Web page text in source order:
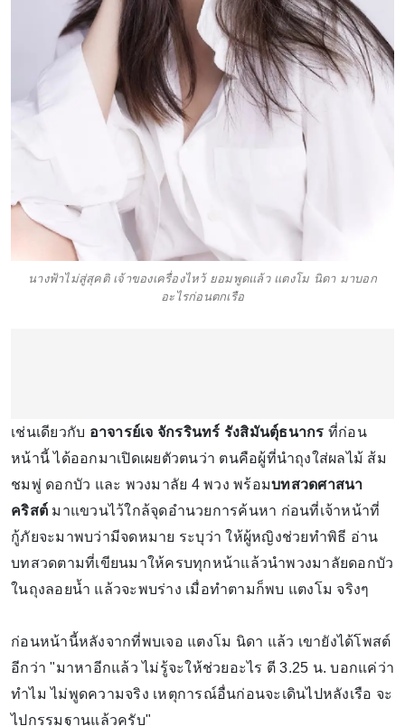
นางฟ้าไม่สู่สุคติ เจ้าของเครื่องไหว้ ยอมพูดแล้ว แตงโม นิดา มาบอก
อะไรก่อนตกเรือ
เช่นเดียวกับ อาจารย์เจ จักรรินทร์ รังสิมันตุ์ธนากร ที่ก่อน
หน้านี้ ได้ออกมาเปิดเผยตัวตนว่า ตนคือผู้ที่นำถุงใส่ผลไม้ ส้ม
ชมพู่ ดอกบัว และ พวงมาลัย 4 พวง พร้อมบทสวดศาสนา
คริสต์ มาแขวนไว้ใกล้จุดอำนวยการค้นหา ก่อนที่เจ้าหน้าที่
กู้ภัยจะมาพบว่ามีจดหมาย ระบุว่า ให้ผู้หญิงช่วยทำพิธี อ่าน
บทสวดตามที่เขียนมาให้ครบทุกหน้าแล้วนำพวงมาลัยดอกบัว
ในถุงลอยน้ำ แล้วจะพบร่าง เมื่อทำตามก็พบ แตงโม จริงๆ
ก่อนหน้านี้หลังจากที่พบเจอ แตงโม นิดา แล้ว เขายังได้โพสต์
อีกว่า "มาหาอีกแล้ว ไม่รู้จะให้ช่วยอะไร ตี 3.25 น. บอกแค่ว่า
ทำไม ไม่พูดความจริง เหตุการณ์อื่นก่อนจะเดินไปหลังเรือ จะ
ไปกรรมฐานแล้วครับ"